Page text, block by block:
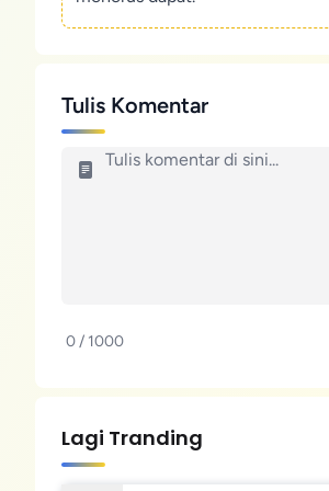
Tulis Komentar
0 / 1000
Lagi Tranding